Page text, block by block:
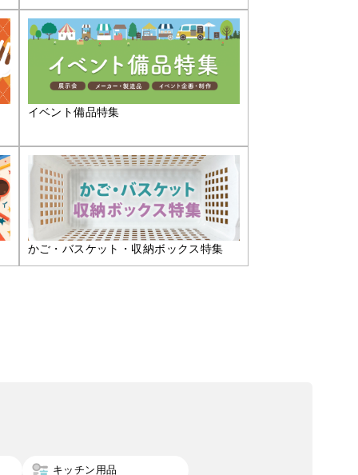
イベント備品特集
かご・バスケット・収納ボックス特集
キッチン用品